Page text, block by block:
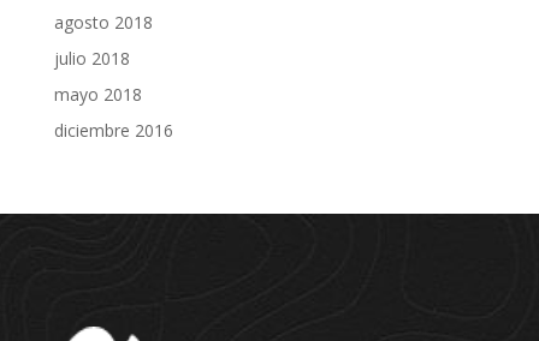
agosto 2018
julio 2018
mayo 2018
diciembre 2016